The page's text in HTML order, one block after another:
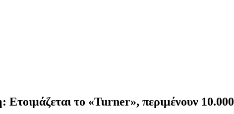
το «Turner», περιμένουν 10.000